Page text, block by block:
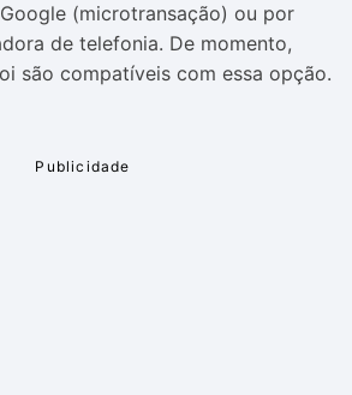
(microtransação) ou por
de telefonia. De momento,
são compatíveis com essa opção.